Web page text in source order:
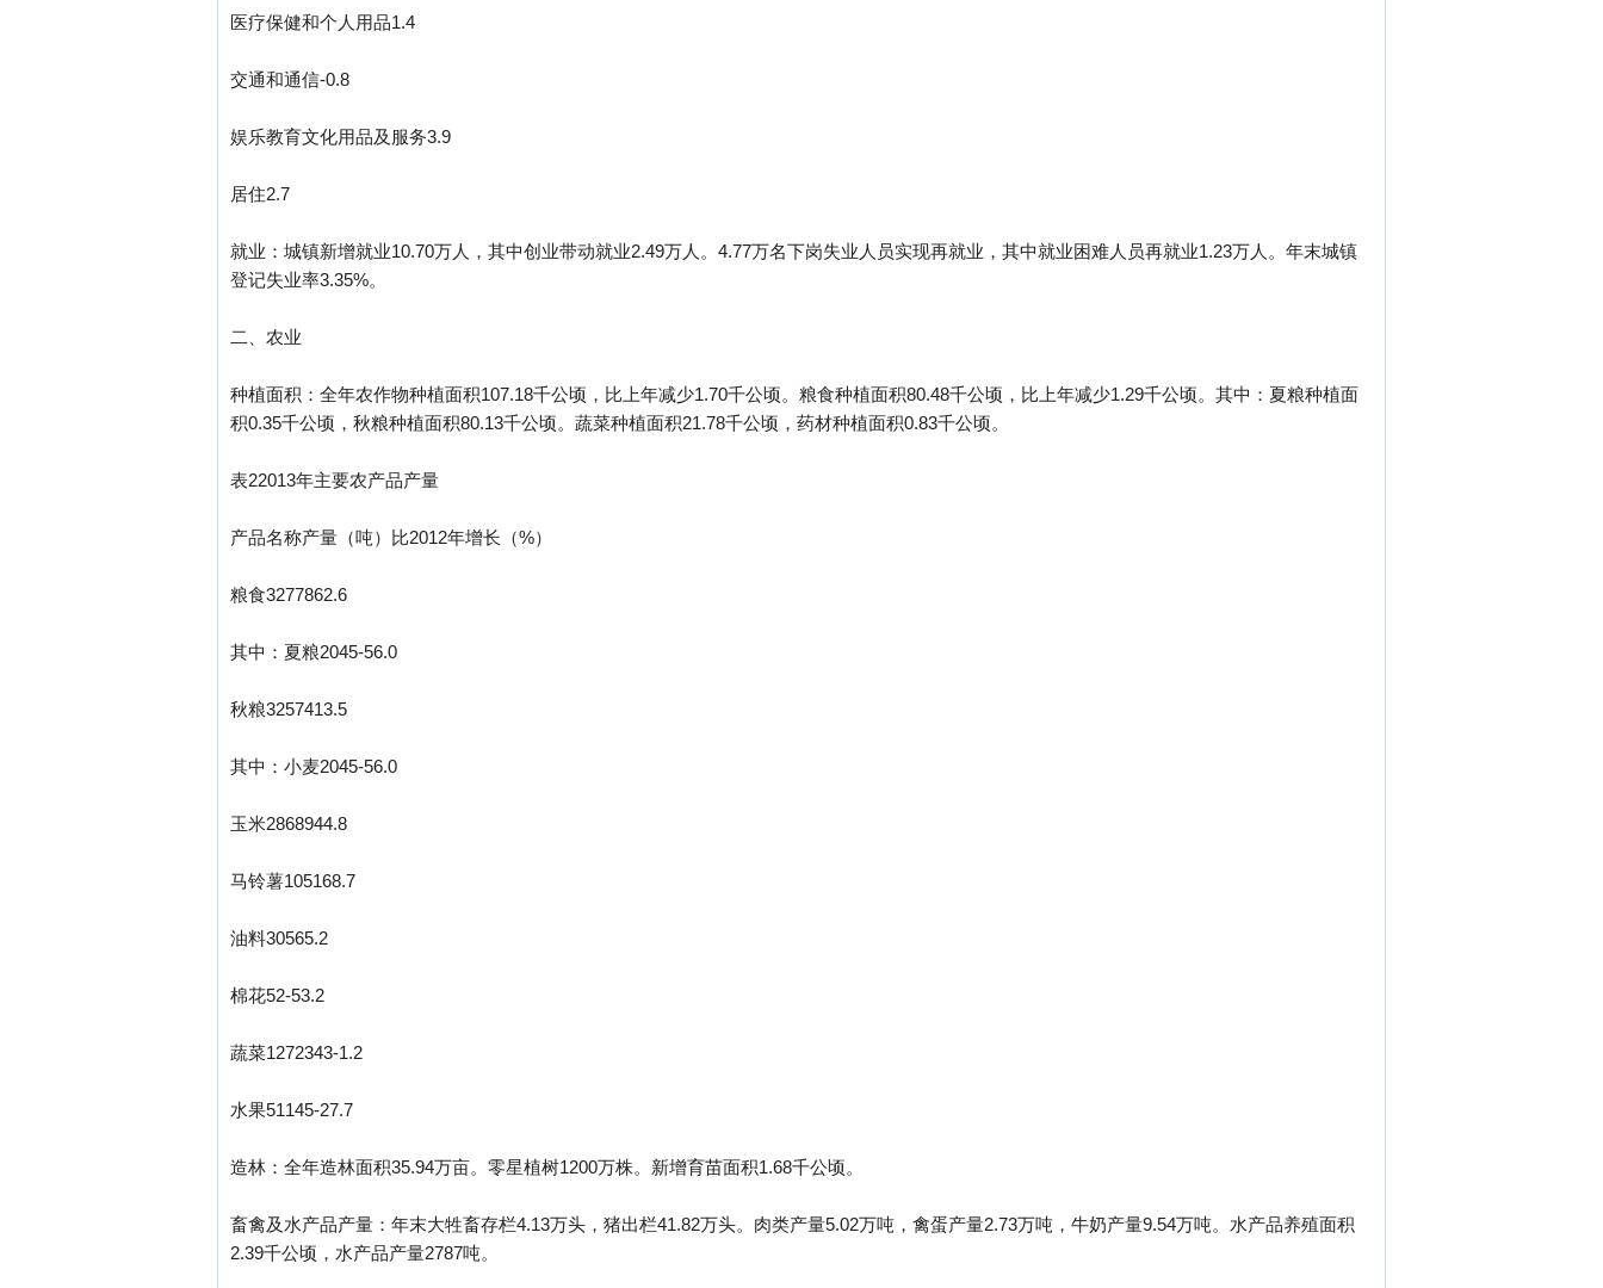
医疗保健和个人用品1.4
交通和通信-0.8
娱乐教育文化用品及服务3.9
居住2.7
就业：城镇新增就业10.70万人，其中创业带动就业2.49万人。4.77万名下岗失业人员实现再就业，其中就业困难人员再就业1.23万人。年末城镇
登记失业率3.35%。
二、农业
种植面积：全年农作物种植面积107.18千公顷，比上年减少1.70千公顷。粮食种植面积80.48千公顷，比上年减少1.29千公顷。其中：夏粮种植面
积0.35千公顷，秋粮种植面积80.13千公顷。蔬菜种植面积21.78千公顷，药材种植面积0.83千公顷。
表22013年主要农产品产量
产品名称产量（吨）比2012年增长（%）
粮食3277862.6
其中：夏粮2045-56.0
秋粮3257413.5
其中：小麦2045-56.0
玉米2868944.8
马铃薯105168.7
油料30565.2
棉花52-53.2
蔬菜1272343-1.2
水果51145-27.7
造林：全年造林面积35.94万亩。零星植树1200万株。新增育苗面积1.68千公顷。
畜禽及水产品产量：年末大牲畜存栏4.13万头，猪出栏41.82万头。肉类产量5.02万吨，禽蛋产量2.73万吨，牛奶产量9.54万吨。水产品养殖面积
2.39千公顷，水产品产量2787吨。